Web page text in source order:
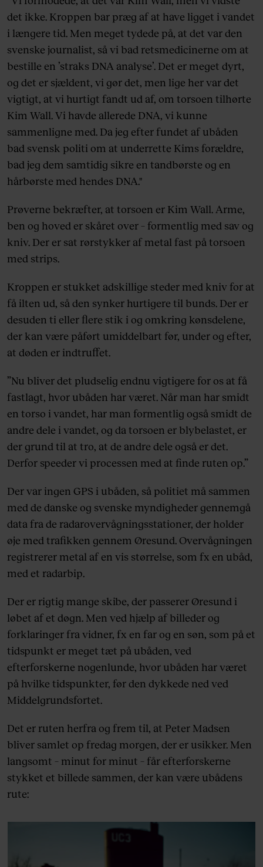
det ikke. Kroppen bar præg af at have ligget i vandet
i længere tid. Men meget tydede på, at det var den
svenske journalist, så vi bad retsmedicinerne om at
bestille en ’straks DNA analyse’. Det er meget dyrt,
og det er sjældent, vi gør det, men lige her var det
vigtigt, at vi hurtigt fandt ud af, om torsoen tilhørte
Kim Wall. Vi havde allerede DNA, vi kunne
sammenligne med. Da jeg efter fundet af ubåden
bad svensk politi om at underrette Kims forældre,
bad jeg dem samtidig sikre en tandbørste og en
hårbørste med hendes DNA."
Prøverne bekræfter, at torsoen er Kim Wall. Arme,
ben og hoved er skåret over – formentlig med sav og
kniv. Der er sat rørstykker af metal fast på torsoen
med strips.
Kroppen er stukket adskillige steder med kniv for at
få ilten ud, så den synker hurtigere til bunds. Der er
desuden ti eller flere stik i og omkring kønsdelene,
der kan være påført umiddelbart før, under og efter,
at døden er indtruffet.
”Nu bliver det pludselig endnu vigtigere for os at få
fastlagt, hvor ubåden har været. Når man har smidt
en torso i vandet, har man formentlig også smidt de
andre dele i vandet, og da torsoen er blybelastet, er
der grund til at tro, at de andre dele også er det.
Derfor speeder vi processen med at finde ruten op.”
Der var ingen GPS i ubåden, så politiet må sammen
med de danske og svenske myndigheder gennemgå
data fra de radarovervågningsstationer, der holder
øje med trafikken gennem Øresund. Overvågningen
registrerer metal af en vis størrelse, som fx en ubåd,
med et radarbip.
Der er rigtig mange skibe, der passerer Øresund i
løbet af et døgn. Men ved hjælp af billeder og
forklaringer fra vidner, fx en far og en søn, som på et
tidspunkt er meget tæt på ubåden, ved
efterforskerne nogenlunde, hvor ubåden har været
på hvilke tidspunkter, før den dykkede ned ved
Middelgrundsfortet.
Det er ruten herfra og frem til, at Peter Madsen
bliver samlet op fredag morgen, der er usikker. Men
langsomt – minut for minut – får efterforskerne
stykket et billede sammen, der kan være ubådens
rute: